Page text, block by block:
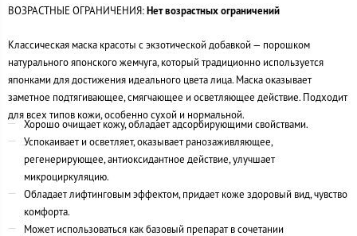
ВОЗРАСТНЫЕ ОГРАНИЧЕНИЯ: Нет возрастных ограничений
Классическая маска красоты с экзотической добавкой — порошком
натурального японского жемчуга, который традиционно используется
японками для достижения идеального цвета лица. Маска оказывает
заметное подтягивающее, смягчающее и осветляющее действие. Подходит
для всех типов кожи, особенно сухой и нормальной.
Хорошо очищает кожу, обладает адсорбирующими свойствами.
Успокаивает и осветляет, оказывает ранозаживляющее,
регенерирующее, антиоксидантное действие, улучшает
микроциркуляцию.
Обладает лифтинговым эффектом, придает коже здоровый вид, чувство
комфорта.
Может использоваться как базовый препарат в сочетании